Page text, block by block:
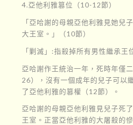
4.亞他利雅篡位（10-12節）
「亞哈謝的母親亞他利雅見她兒
大王室。」（10節）
「剿滅」:指殺掉所有男性繼承王
亞哈謝作王統治一年，死時年僅
26），沒有一個成年的兒子可以
了亞他利雅的篡權（12節）。
亞哈謝的母親亞他利雅見兒子死
王室。正當亞他利雅的大屠殺的